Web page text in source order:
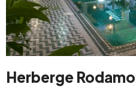
Herberge